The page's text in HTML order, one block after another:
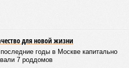
для новой жизни
годы в Москве капитально
7 роддомов